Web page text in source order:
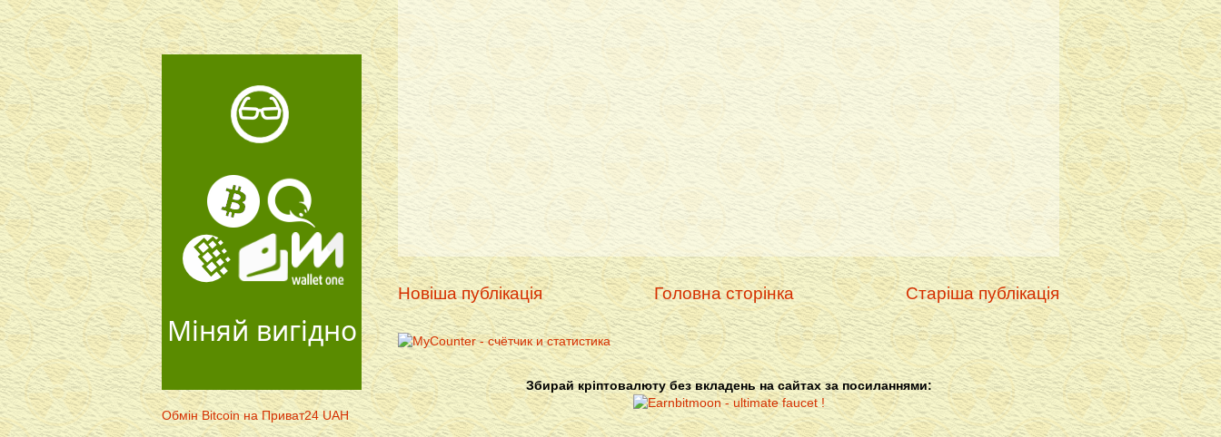
Новіша публікація Старіша публікація
Головна сторінка
Збирай кріптовалюту без вкладень на сайтах за посиланнями:
Міняй вигідно
Обмін Bitcoin на Приват24 UAH